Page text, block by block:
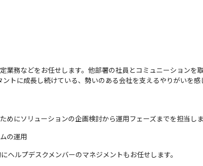
業務などをお任せします。他部署の社員とコミュニーションを
トに成長し続けている、勢いのある会社を支えるやりがいを感
にソリューションの企画検討から運用フェーズまでを担当しま
の運用
ルプデスクメンバーのマネジメントもお任せします。